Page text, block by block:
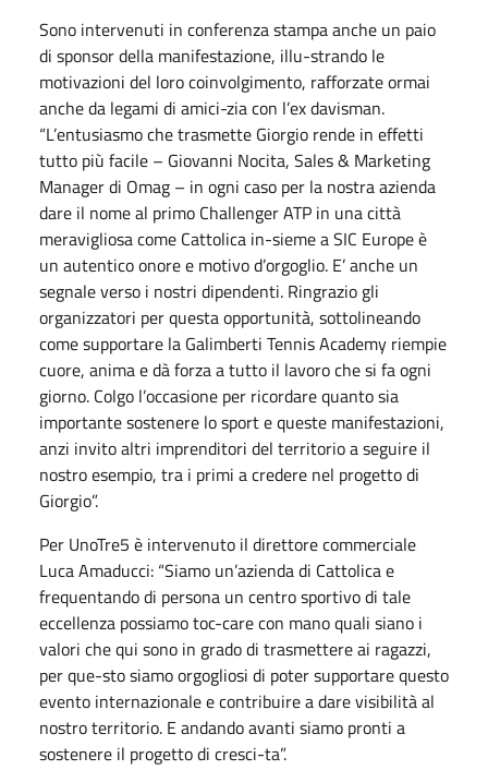
Sono intervenuti in conferenza stampa anche un paio
di sponsor della manifestazione, illu-strando le
motivazioni del loro coinvolgimento, rafforzate ormai
anche da legami di amici-zia con l’ex davisman.
“L’entusiasmo che trasmette Giorgio rende in effetti
tutto più facile – Giovanni Nocita, Sales & Marketing
Manager di Omag – in ogni caso per la nostra azienda
dare il nome al primo Challenger ATP in una città
meravigliosa come Cattolica in-sieme a SIC Europe è
un autentico onore e motivo d’orgoglio. E’ anche un
segnale verso i nostri dipendenti. Ringrazio gli
organizzatori per questa opportunità, sottolineando
come supportare la Galimberti Tennis Academy riempie
cuore, anima e dà forza a tutto il lavoro che si fa ogni
giorno. Colgo l’occasione per ricordare quanto sia
importante sostenere lo sport e queste manifestazioni,
anzi invito altri imprenditori del territorio a seguire il
nostro esempio, tra i primi a credere nel progetto di
Giorgio”.
Per UnoTre5 è intervenuto il direttore commerciale
Luca Amaducci: “Siamo un’azienda di Cattolica e
frequentando di persona un centro sportivo di tale
eccellenza possiamo toc-care con mano quali siano i
valori che qui sono in grado di trasmettere ai ragazzi,
per que-sto siamo orgogliosi di poter supportare questo
evento internazionale e contribuire a dare visibilità al
nostro territorio. E andando avanti siamo pronti a
sostenere il progetto di cresci-ta”.